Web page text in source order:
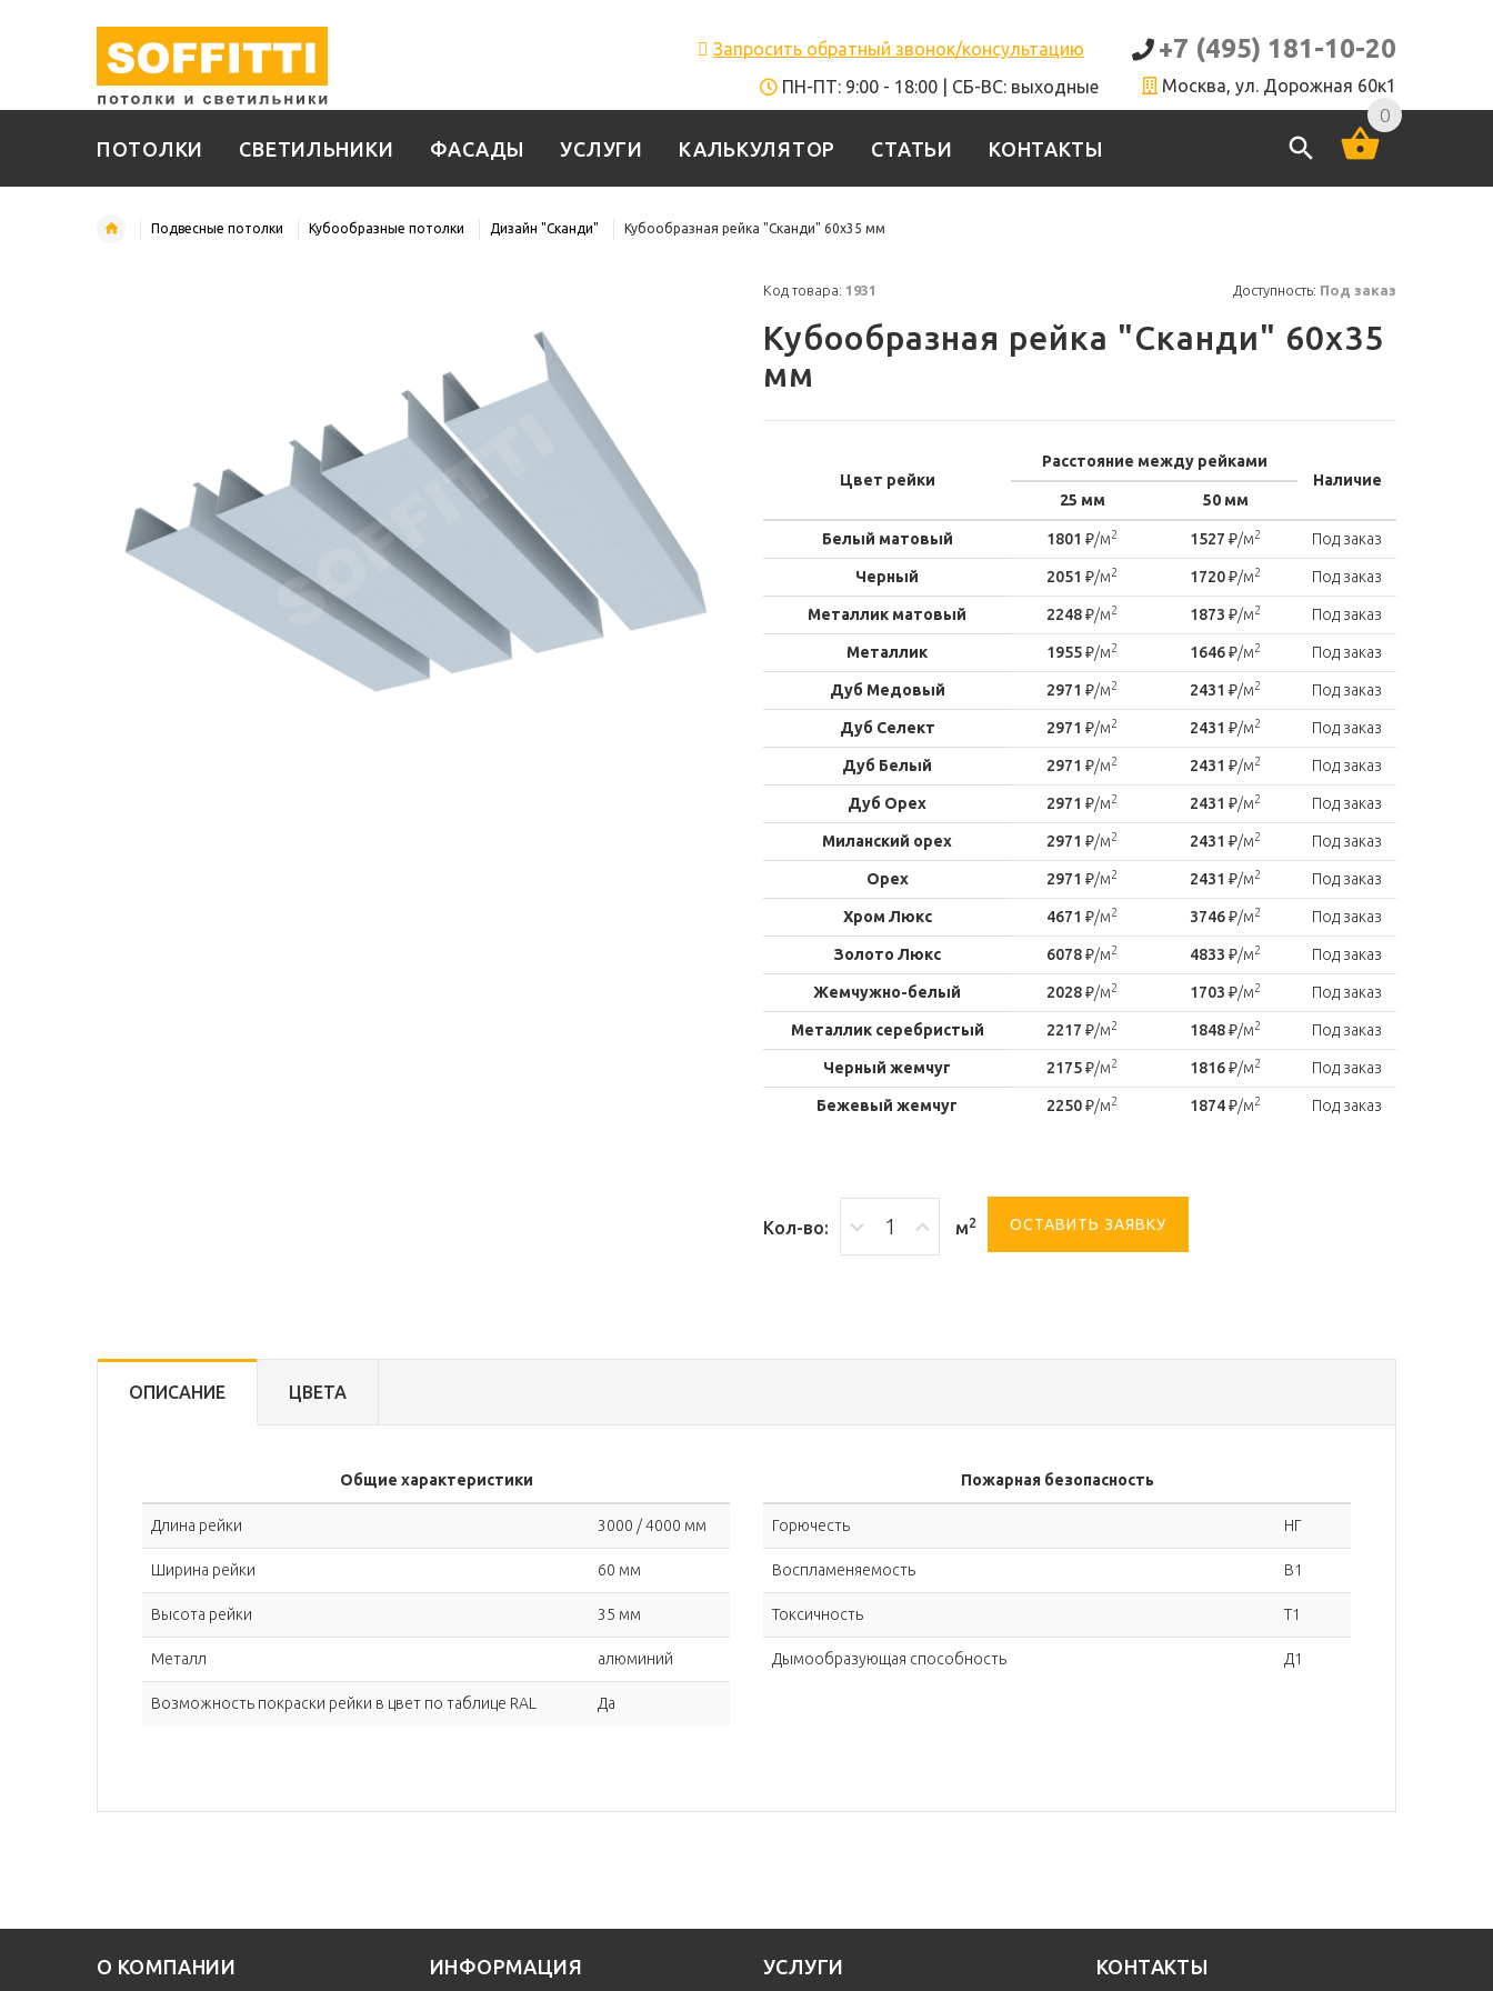
+7 (495) 181-10-20
Москва, ул. Дорожная 60к1
Запросить обратный звонок/консультацию
ПН-ПТ: 9:00 - 18:00 | СБ-ВС: выходные
ПОТОЛКИ СВЕТИЛЬНИКИ ФАСАДЫ УСЛУГИ КАЛЬКУЛЯТОР СТАТЬИ КОНТАКТЫ
0
Подвесные потолки Кубообразные потолки Дизайн "Сканди" Кубообразная рейка "Сканди" 60x35 мм
Код товара: 1931 Доступность: Под заказ
Кубообразная рейка "Сканди" 60x35
мм
Цвет рейки
Расстояние между рейками
Наличие
25 мм
50 мм
Белый матовый 1801 ₽/м2 1527 ₽/м2 Под заказ
Черный 2051 ₽/м2 1720₽/м2 Под заказ
Металлик матовый 2248₽/м2 1873 ₽/м2 Под заказ
Металлик 1955₽/м2 1646₽/м2 Под заказ
Дуб Медовый 2971 ₽/м2 2431 ₽/м2 Под заказ
Дуб Селект 2971 ₽/м2 2431 ₽/м2 Под заказ
Дуб Белый 2971 ₽/м2 2431 ₽/м2 Под заказ
Дуб Орех 2971 ₽/м2 2431 ₽/м2 Под заказ
Миланский орех 2971 ₽/м2 2431 ₽/м2 Под заказ
Орех 2971 ₽/м2 2431 ₽/м2 Под заказ
Хром Люкс 4671 ₽/м2 3746₽/м2 Под заказ
Золото Люкс 6078₽/м2 4833 ₽/м2 Под заказ
Жемчужно-белый 2028₽/м2 1703 ₽/м2 Под заказ
Металлик серебристый 2217 ₽/м2 1848₽/м2 Под заказ
Черный жемчуг 2175₽/м2 1816₽/м2 Под заказ
Бежевый жемчуг 2250₽/м2 1874₽/м2 Под заказ
Кол-во: м2 ОСТАВИТЬ ЗАЯВКУ
ОПИСАНИЕ ЦВЕТА
Общие характеристики
Длина рейки 3000 / 4000 мм
Ширина рейки 60 мм
Высота рейки 35 мм
Металл алюминий
Возможность покраски рейки в цвет по таблице RAL Да
Пожарная безопасность
Горючесть НГ
Воспламеняемость В1
Токсичность Т1
Дымообразующая способность Д1
О КОМПАНИИ ИНФОРМАЦИЯ УСЛУГИ КОНТАКТЫ